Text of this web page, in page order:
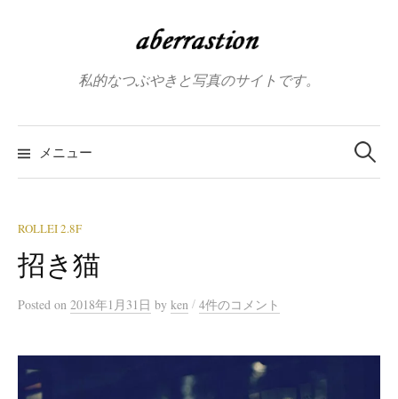
へ
ス
キ
プ
私的なつぶやきと写真のサイトです。
メニュー
検
索:
ROLLEI 2.8F
招き猫
Posted on 2018年1月31日 by ken / 4件のコメント